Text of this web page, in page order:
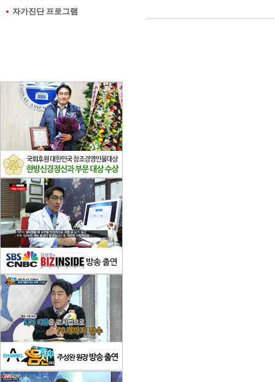
자가진단 프로그램